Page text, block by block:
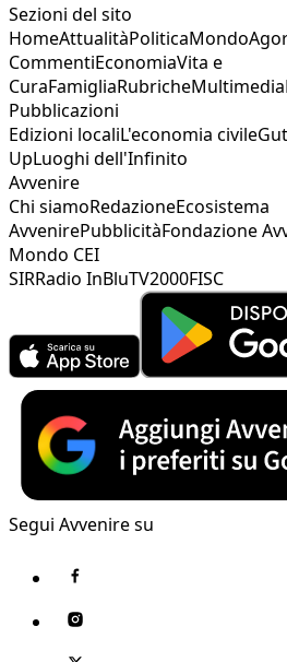
Sezioni del sito
HomeAttualitàPoliticaMondo
CommentiEconomiaVita e
CuraFamigliaRubricheMultimedia
Pubblicazioni
Edizioni localiL'economia civile
UpLuoghi dell'Infinito
Avvenire
Chi siamoRedazioneEcosistema
AvvenirePubblicitàFondazione
Mondo CEI
SIRRadio InBluTV2000FISC
Segui Avvenire su